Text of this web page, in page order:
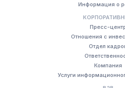
Информация о
Пресс-
Отношения с
Отдел
Компания
Услуги